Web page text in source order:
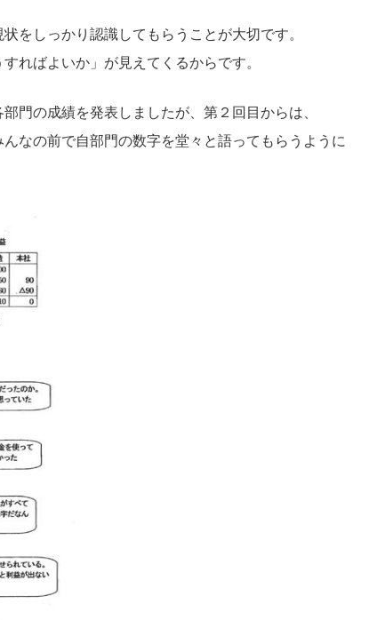
をしっかり認識してもらうことが大切です。
ればよいか」が見えてくるからです。
門の成績を発表しましたが、第２回目からは、
なの前で自部門の数字を堂々と語ってもらうように